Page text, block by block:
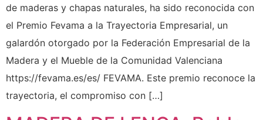
de maderas y chapas naturales, ha sido reconocida con
el Premio Fevama a la Trayectoria Empresarial, un
galardón otorgado por la Federación Empresarial de la
Madera y el Mueble de la Comunidad Valenciana
https://fevama.es/es/ FEVAMA. Este premio reconoce la
trayectoria, el compromiso con […]